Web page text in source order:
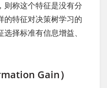
则称这个特征是没有分
的特征对决策树学习的
择标准有信息增益、
Gain）